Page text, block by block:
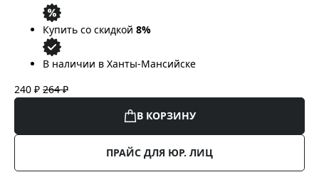
Купить со скидкой 8%
В наличии в Ханты-Мансийске
240 ₽ 264 ₽
В КОРЗИНУ
ПРАЙС ДЛЯ ЮР. ЛИЦ